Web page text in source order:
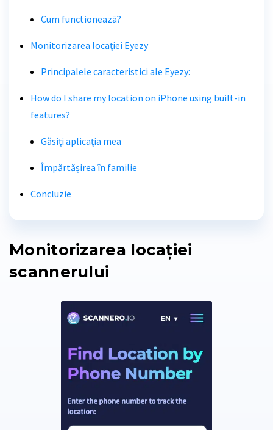
Cum functioneazã?
Monitorizarea locației Eyezy
Principalele caracteristici ale Eyezy:
How do I share my location on iPhone using built-in
features?
Găsiți aplicația mea
Împărtășirea în familie
Concluzie
Monitorizarea locației
scannerului